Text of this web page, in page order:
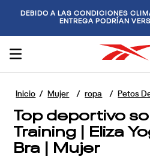
DEBIDO A LAS CONDICIONES
ENTREGA PODRÍAN
Mujer ropa Petos
Top deportivo
Training | Eliza
Bra | Mujer